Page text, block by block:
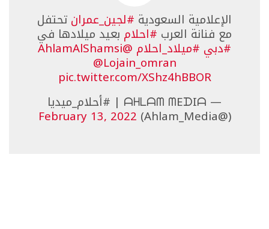
الإعلامية السعودية #لجين_عمرانتحتفل
مع فنانة العرب #احلام بعيد ميلادها في
#دبي #ميلاد_احلام @AhlamAlShamsi
@Lojain_omran
pic.twitter.com/XShz4hBBOR
— ᗩᕼᒪᗩᗰ ᗰEᗪIᗩ | #أحلام_ميديا
(@Ahlam_Media)
February 13, 2022